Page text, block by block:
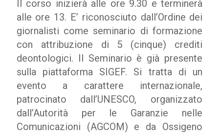
Il corso inizierà alle ore 9.30 e terminerà
alle ore 13. E’ riconosciuto dall’Ordine dei
giornalisti come seminario di formazione
con attribuzione di 5 (cinque) crediti
deontologici. Il Seminario è già presente
sulla piattaforma SIGEF. Si tratta di un
evento a carattere internazionale,
patrocinato dall’UNESCO, organizzato
dall’Autorità per le Garanzie nelle
Comunicazioni (AGCOM) e da Ossigeno